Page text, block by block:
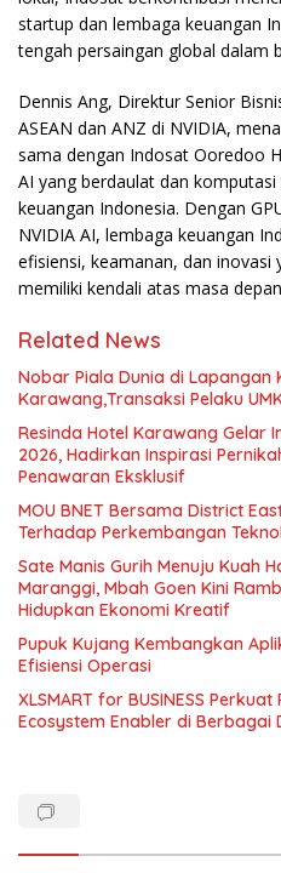
startup dan lembaga keuangan
tengah persaingan global dalam
Dennis Ang, Direktur Senior
ASEAN dan ANZ di NVIDIA,
sama dengan Indosat Ooredoo
AI yang berdaulat dan
keuangan Indonesia. Dengan
NVIDIA AI, lembaga keuangan
efisiensi, keamanan, dan inovasi
memiliki kendali atas masa
Related News
Nobar Piala Dunia di Lapangan
Karawang,Transaksi Pelaku
Resinda Hotel Karawang Gelar
2026, Hadirkan Inspirasi
Penawaran Eksklusif
MOU BNET Bersama District
Terhadap Perkembangan
Sate Manis Gurih Menuju Kuah
Maranggi, Mbah Goen Kini
Hidupkan Ekonomi Kreatif
Pupuk Kujang Kembangkan
Efisiensi Operasi
XLSMART for BUSINESS